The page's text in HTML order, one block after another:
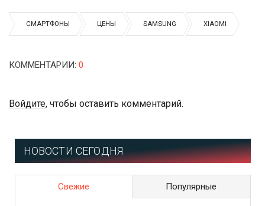
СМАРТФОНЫ ЦЕНЫ SAMSUNG XIAOMI
КОММЕНТАРИИ: 0
Войдите, чтобы оставить комментарий.
НОВОСТИ СЕГОДНЯ
Свежие Популярные